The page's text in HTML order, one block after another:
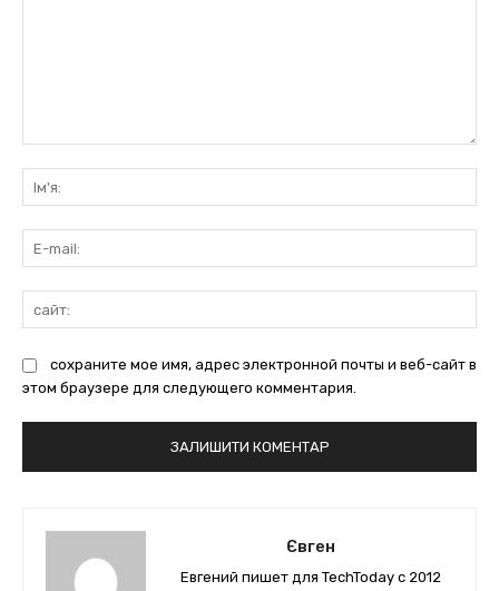
сохраните мое имя, адрес электронной почты и веб-сайт в
этом браузере для следующего комментария.
Євген
Евгений пишет для TechToday с 2012